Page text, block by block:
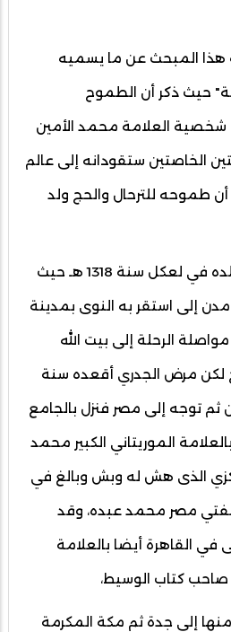
هذا المبحث عن ما يسميه
حيث ذكر أن الطموح
العلامة محمد الأمين
الخاصتين ستقودانه إلى عالم
طموحه للترحال والحج ولد
وذكر أنه بدأ رحتله من بلده في لعكل سنة 1318 هـ حيث
إلى استقر به النوى بمدينة
الرحلة إلى بيت الله
لكن مرض الجدري أقعده سنة
توجه إلى مصر فنزل بالجامع
الموريتاني الكبير محمد
الذى هش له وبش وبالغ في
مصر محمد عبده، وقد
في القاهرة أيضا بالعلامة
صاحب كتاب الوسيط،
إلى جدة ثم مكة المكرمة